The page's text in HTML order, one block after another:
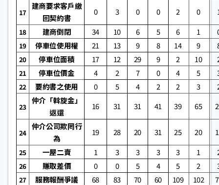
17
建商要求客戶繳
回契約書
0 3 0 0 2 0
18 建商倒閉 34 10 6 5 6 1
19 停車位使用權 21 13 9 8 14 9
20 停車位面積 17 12 29 9 2 10
21 停車位價金 4 2 7 0 4 5
22 要約書之使用 0 5 4 2 2 3
23
仲介「斡旋金」
返還
16 31 31 41 39 65
24
仲介公司欺罔行
為
19 28 20 31 25 20
25 一屋二賣 1 3 3 3 3 1
26 賺取差價 0 0 5 4 5 2
27 服務報酬爭議 68 83 70 60 109 102